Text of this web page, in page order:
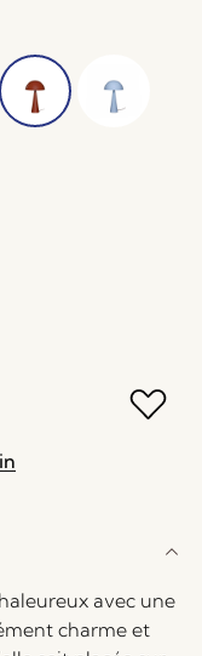
avec une
charme et